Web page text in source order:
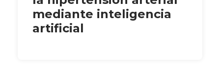
mediante inteligencia
artificial